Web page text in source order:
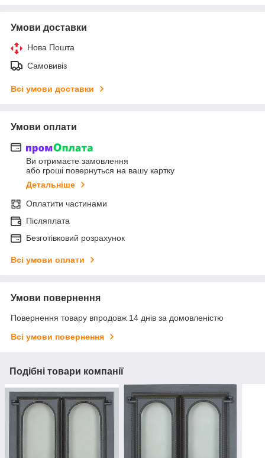
Умови доставки
Нова Пошта
Самовивіз
Всі умови доставки
Умови оплати
Ви отримаєте замовлення
або гроші повернуться на вашу картку
Детальніше
Оплатити частинами
Післяплата
Безготівковий розрахунок
Всі умови оплати
Умови повернення
Повернення товару впродовж 14 днів за домовленістю
Всі умови повернення
Подібні товари компанії